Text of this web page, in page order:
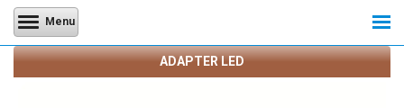
Menu
ADAPTER LED